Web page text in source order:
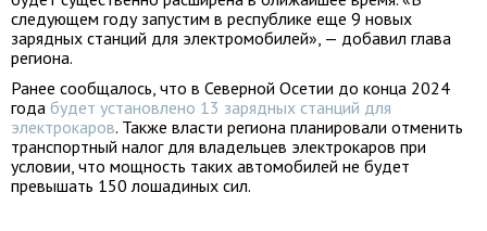
следующем году запустим в республике еще 9 новых
зарядных станций для электромобилей», — добавил глава
региона.
Ранее сообщалось, что в Северной Осетии до конца 2024
года будет установлено 13 зарядных станций для
электрокаров. Также власти региона планировали отменить
транспортный налог для владельцев электрокаров при
условии, что мощность таких автомобилей не будет
превышать 150 лошадиных сил.